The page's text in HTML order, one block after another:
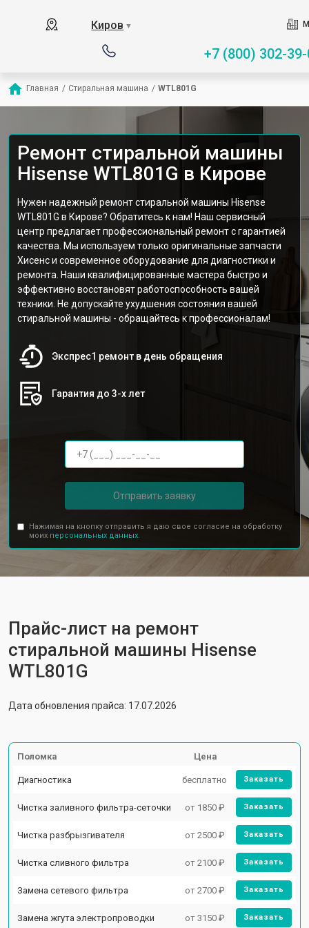
Киров ▼
+7 (800) 302-
Главная / Стиральная машина / WTL801G
Ремонт стиральной машины
Hisense WTL801G в Кирове
Нужен надежный ремонт стиральной машины Hisense
WTL801G в Кирове? Обратитесь к нам! Наш сервисный
центр предлагает профессиональный ремонт с гарантией
качества. Мы используем только оригинальные запчасти
Хисенс и современное оборудование для диагностики и
ремонта. Наши квалифицированные мастера быстро и
эффективно восстановят работоспособность вашей
техники. Не допускайте ухудшения состояния вашей
стиральной машины - обращайтесь к профессионалам!
Экспрес1 ремонт в день обращения
Гарантия до 3-х лет
Отправить заявку
Нажимая на кнопку отправить я даю свое согласие на обработку
моих персональных данных.
Прайс-лист на ремонт
стиральной машины Hisense
WTL801G
Дата обновления прайса: 17.07.2026
Поломка Цена
Диагностика бесплатно Заказать
Чистка заливного фильтра-сеточки от 1850 ₽ Заказать
Чистка разбрызгивателя от 2500 ₽ Заказать
Чистка сливного фильтра от 2100 ₽ Заказать
Замена сетевого фильтра от 2700 ₽ Заказать
Замена жгута электропроводки от 3150 ₽ Заказать